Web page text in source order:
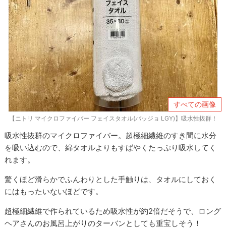
すべての画像
【ニトリ マイクロファイバー フェイスタオル(バッジョ LGY)】吸水性抜群！
吸水性抜群のマイクロファイバー。超極細繊維のすき間に水分
を吸い込むので、綿タオルよりもすばやくたっぷり吸水してく
れます。
驚くほど滑らかでふんわりとした手触りは、タオルにしておく
にはもったいないほどです。
超極細繊維で作られているため吸水性が約2倍だそうで、ロング
ヘアさんのお風呂上がりのターバンとしても重宝しそう！